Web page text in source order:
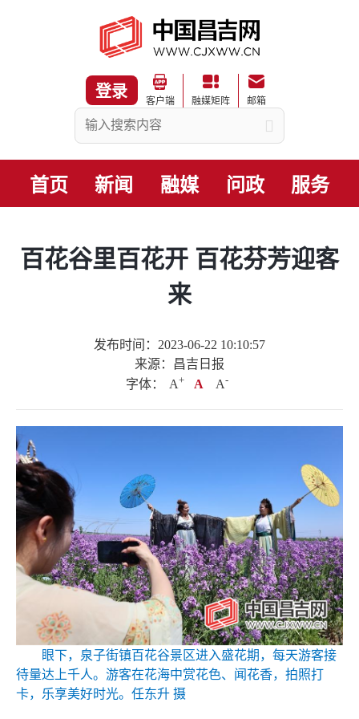
登录
客户端 融媒矩阵 邮箱
首页 新闻 融媒 问政 服务
百花谷里百花开 百花芬芳迎客
来
发布时间：2023-06-22 10:10:57
来源：昌吉日报
字体：
A+ A A-
眼下，泉子街镇百花谷景区进入盛花期，每天游客接
待量达上千人。游客在花海中赏花色、闻花香，拍照打
卡，乐享美好时光。任东升 摄